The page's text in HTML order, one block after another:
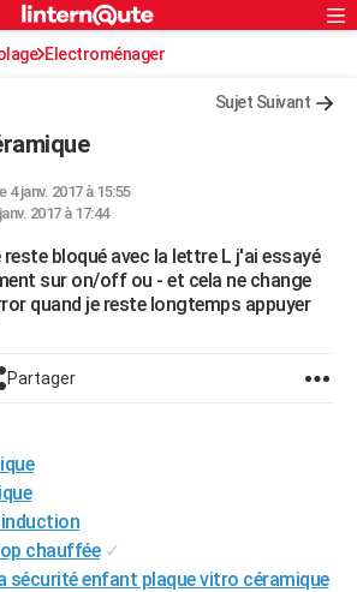
S'inscrire
Connexion
Electroménager
Sujet Suivant
4 janv. 2017 à 15:55
2017 à 17:44
bloqué avec la lettre L j'ai essayé
sur on/off ou - et cela ne change
quand je reste longtemps appuyer
Partager
induction
chauffée ✓
sécurité enfant plaque vitro céramique